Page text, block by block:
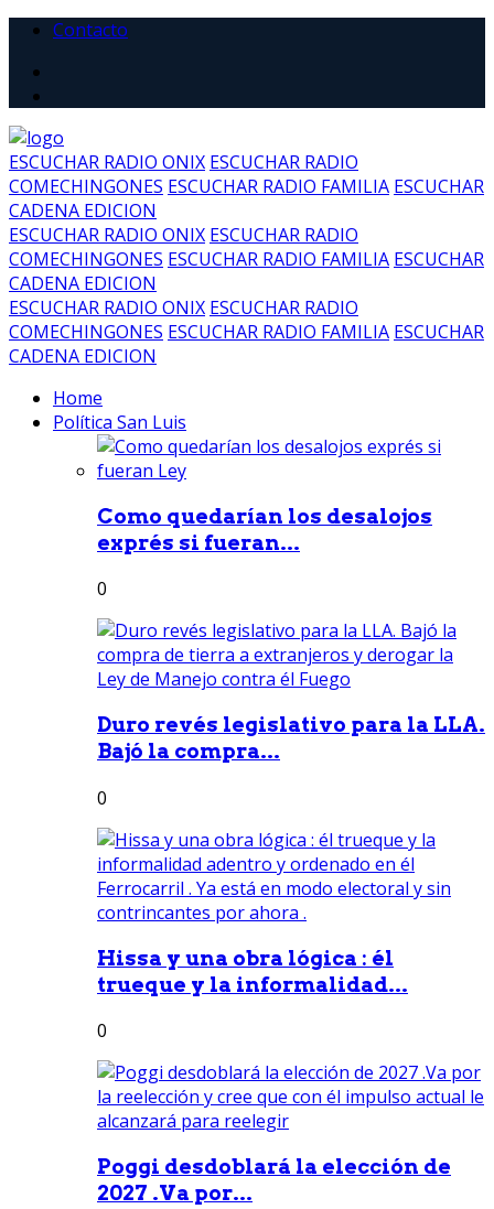
Contacto
ESCUCHAR RADIO ONIX ESCUCHAR RADIO
COMECHINGONES ESCUCHAR RADIO FAMILIA ESCUCHAR
CADENA EDICION
ESCUCHAR RADIO ONIX ESCUCHAR RADIO
COMECHINGONES ESCUCHAR RADIO FAMILIA ESCUCHAR
CADENA EDICION
ESCUCHAR RADIO ONIX ESCUCHAR RADIO
COMECHINGONES ESCUCHAR RADIO FAMILIA ESCUCHAR
CADENA EDICION
Home
Política San Luis
Como quedarían los desalojos
exprés si fueran...
0
Duro revés legislativo para la LLA.
Bajó la compra...
0
Hissa y una obra lógica : él
trueque y la informalidad...
0
Poggi desdoblará la elección de
2027 .Va por...